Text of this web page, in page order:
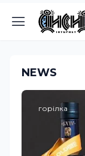
NEWS
горілка